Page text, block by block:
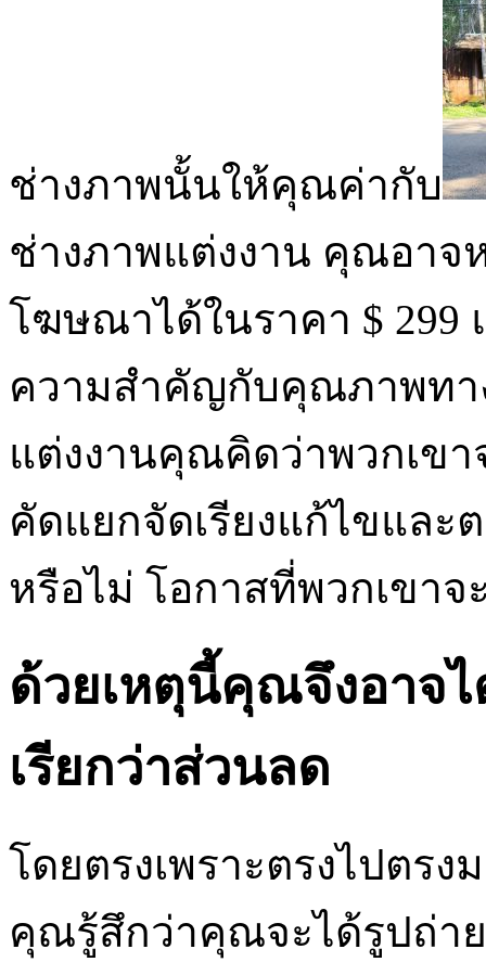
ช่างภาพนั้นให้คุณค่ากับ
ช่างภาพแต่งงาน คุณอาจ
โฆษณาได้ในราคา $ 299
ความสำคัญกับคุณภาพทา
แต่งงานคุณคิดว่าพวกเขา
คัดแยกจัดเรียงแก้ไขแล
หรือไม่ โอกาสที่พวกเขาจ
ด้วยเหตุนี้คุณจึงอาจ
เรียกว่าส่วนลด
โดยตรงเพราะตรงไปตรง
คุณรู้สึกว่าคุณจะได้รูปถ่า